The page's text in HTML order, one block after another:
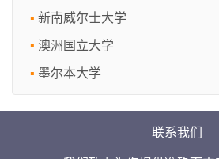
新南威尔士大学
澳洲国立大学
墨尔本大学
联系我们